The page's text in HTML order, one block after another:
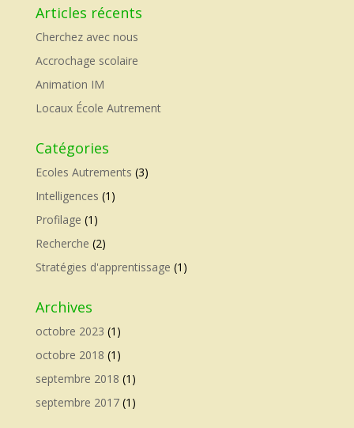
Articles récents
Cherchez avec nous
Accrochage scolaire
Animation IM
Locaux École Autrement
Catégories
Ecoles Autrements (3)
Intelligences (1)
Profilage (1)
Recherche (2)
Stratégies d'apprentissage (1)
Archives
octobre 2023 (1)
octobre 2018 (1)
septembre 2018 (1)
septembre 2017(1)